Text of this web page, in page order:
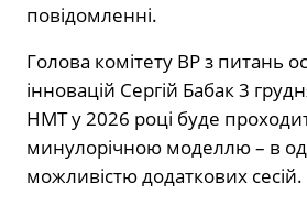
повідомленні.
Голова комітету ВР з питань
інновацій Сергій Бабак 3
НМТ у 2026 році буде
минулорічною моделлю – в
можливістю додаткових сесій.